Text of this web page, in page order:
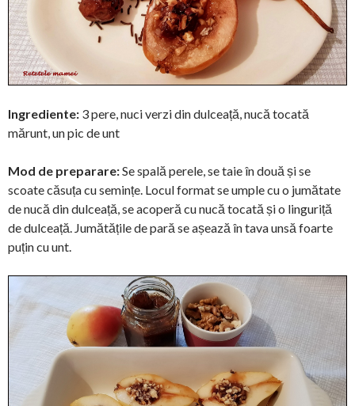
Ingrediente: 3 pere, nuci verzi din dulceață, nucă tocată
mărunt, un pic de unt
Mod de preparare:Se spală perele, se taie în două și se
scoate căsuța cu semințe. Locul format se umple cu o jumătate
de nucă din dulceață, se acoperă cu nucă tocată și o linguriță
de dulceață. Jumătățile de pară se așează în tava unsă foarte
puțin cu unt.